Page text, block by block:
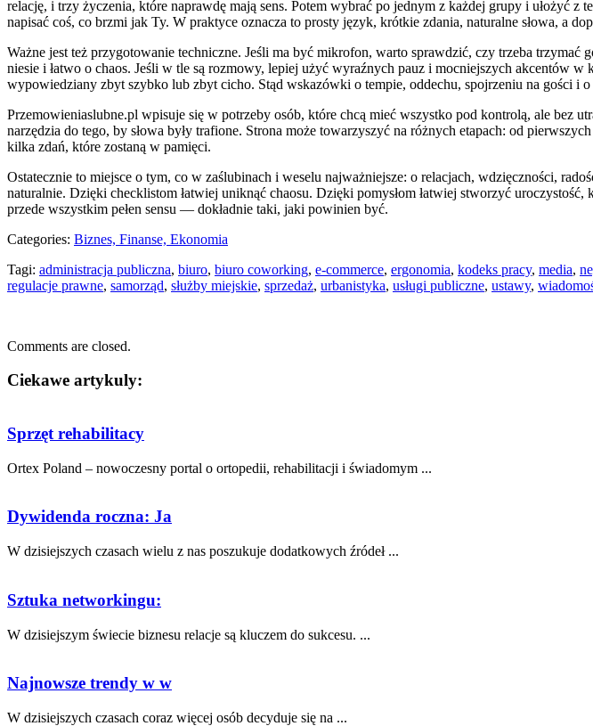
relację, i trzy życzenia, które naprawdę mają sens. Potem wybrać po jednym z każdej grupy i ułożyć z
napisać coś, co brzmi jak Ty. W praktyce oznacza to prosty język, krótkie zdania, naturalne słowa, a
Ważne jest też przygotowanie techniczne. Jeśli ma być mikrofon, warto sprawdzić, czy trzeba
niesie i łatwo o chaos. Jeśli w tle są rozmowy, lepiej użyć wyraźnych pauz i mocniejszych akcentów
wypowiedziany zbyt szybko lub zbyt cicho. Stąd wskazówki o tempie, oddechu, spojrzeniu na gości i o
Przemowieniaslubne.pl wpisuje się w potrzeby osób, które chcą mieć wszystko pod kontrolą, ale bez
narzędzia do tego, by słowa były trafione. Strona może towarzyszyć na różnych etapach: od
kilka zdań, które zostaną w pamięci.
Ostatecznie to miejsce o tym, co w zaślubinach i weselu najważniejsze: o relacjach, wdzięczności,
naturalnie. Dzięki checklistom łatwiej uniknąć chaosu. Dzięki pomysłom łatwiej stworzyć
przede wszystkim pełen sensu — dokładnie taki, jaki powinien być.
Categories: Biznes, Finanse, Ekonomia
Tagi: administracja publiczna, biuro, biuro coworking, e-commerce, ergonomia, kodeks pracy, media,
regulacje prawne, samorząd, służby miejskie, sprzedaż, urbanistyka, usługi publiczne, ustawy,
Comments are closed.
Ciekawe artykuly:
Sprzęt rehabilitacy
Ortex Poland – nowoczesny portal o ortopedii, rehabilitacji i świadomym ...
Dywidenda roczna: Ja
W dzisiejszych czasach wielu z nas poszukuje dodatkowych źródeł ...
Sztuka networkingu:
W dzisiejszym świecie biznesu ⁢relacje są kluczem do sukcesu. ...
Najnowsze trendy w w
W dzisiejszych czasach coraz więcej osób decyduje się na ...